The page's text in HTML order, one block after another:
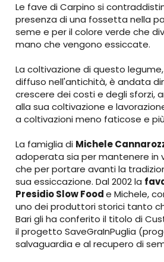
Le fave di Carpino si
presenza di una fossetta nella
seme e per il colore verde che
mano che vengono essiccate.
La coltivazione di questo
diffuso nell'antichità, è andata
crescere dei costi e degli sforzi,
alla sua coltivazione e
a coltivazioni meno faticose e
La famiglia di Michele
adoperata sia per mantenere in
che per portare avanti la
sua essiccazione. Dal 2002 la
Presidio Slow Foode Michele,
uno dei produttori storici tanto
Bari gli ha conferito il titolo di
il progetto SaveGraInPuglia
salvaguardia e al recupero di